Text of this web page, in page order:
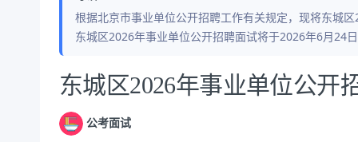
根据北京市事业单位公开招聘工作有关规定，现将东城
东城区2026年事业单位公开招聘面试将于2026年6月24
公告正文
东城区2026年事业单位公开
公考面试